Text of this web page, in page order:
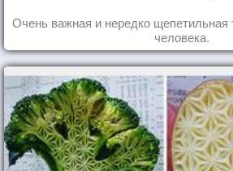
Очень важная и нередко щепетильная
человека.